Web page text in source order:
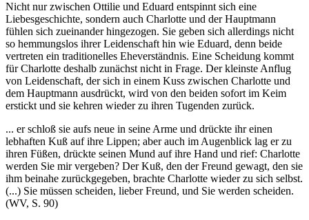
Nicht nur zwischen Ottilie und Eduard entspinnt sich eine
Liebesgeschichte, sondern auch Charlotte und der Hauptmann
fühlen sich zueinander hingezogen. Sie geben sich allerdings nicht
so hemmungslos ihrer Leidenschaft hin wie Eduard, denn beide
vertreten ein traditionelles Eheverständnis. Eine Scheidung kommt
für Charlotte deshalb zunächst nicht in Frage. Der kleinste Anflug
von Leidenschaft, der sich in einem Kuss zwischen Charlotte und
dem Hauptmann ausdrückt, wird von den beiden sofort im Keim
erstickt und sie kehren wieder zu ihren Tugenden zurück.
... er schloß sie aufs neue in seine Arme und drückte ihr einen
lebhaften Kuß auf ihre Lippen; aber auch im Augenblick lag er zu
ihren Füßen, drückte seinen Mund auf ihre Hand und rief: Charlotte
werden Sie mir vergeben? Der Kuß, den der Freund gewagt, den sie
ihm beinahe zurückgegeben, brachte Charlotte wieder zu sich selbst.
(...) Sie müssen scheiden, lieber Freund, und Sie werden scheiden.
(WV, S. 90)